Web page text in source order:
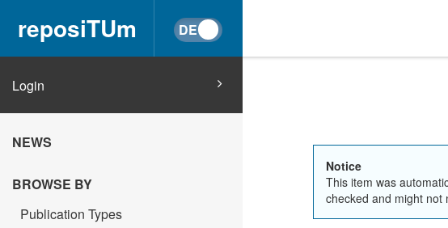
reposiTUm
Login
NEWS
BROWSE BY
Publication Types
Notice
This item was
checked and might not